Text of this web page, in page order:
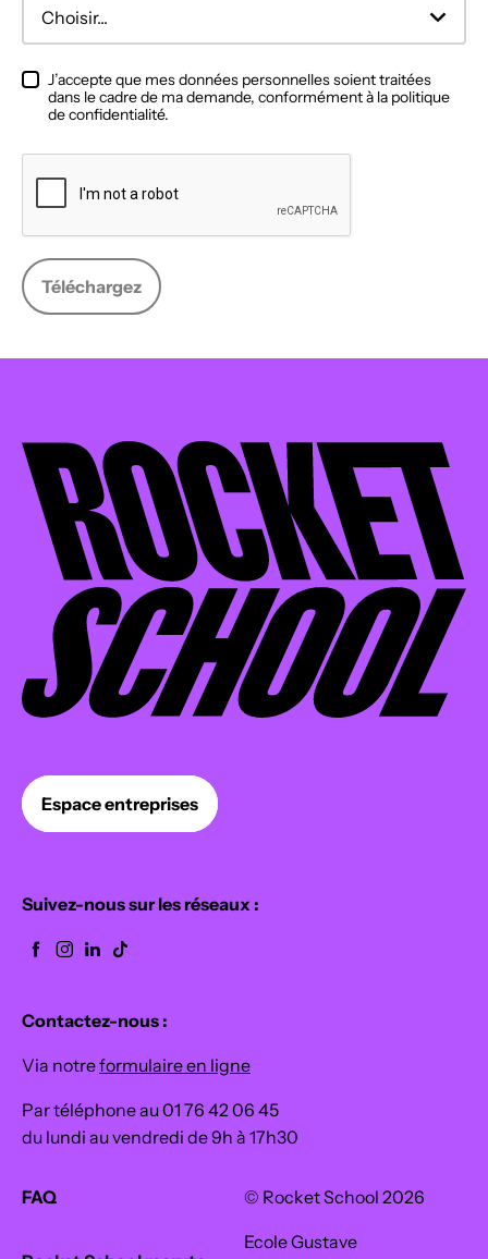
J’accepte que mes données personnelles soient traitées
dans le cadre de ma demande, conformément à la politique
de confidentialité.
Espace entreprises
Suivez-nous sur les réseaux :
Contactez-nous :
Via notreformulaire en ligne
Par téléphone au 01 76 42 06 45
du lundi au vendredi de 9h à 17h30
FAQ © Rocket School 2026
Ecole Gustave